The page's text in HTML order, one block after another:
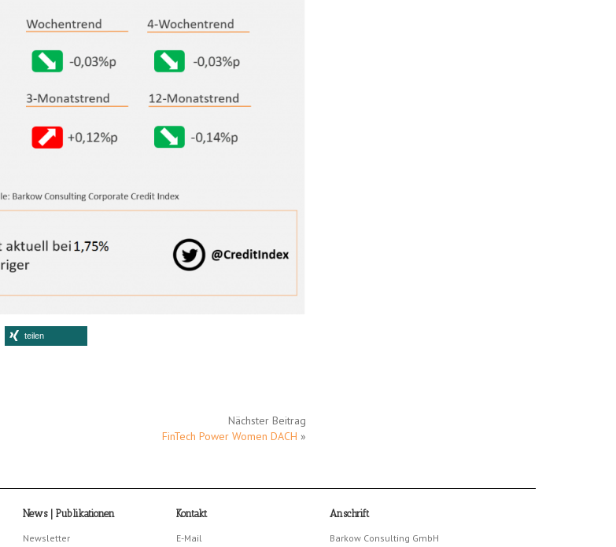
teilen
Nächster Beitrag
FinTech Power Women DACH »
News | Publikationen
Newsletter
Kontakt
E-Mail
Anschrift
Barkow Consulting GmbH